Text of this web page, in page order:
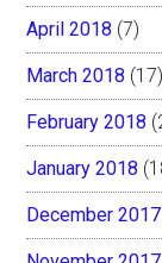
April 2018 (7)
March 2018 (17)
February 2018
January 2018
December 2017